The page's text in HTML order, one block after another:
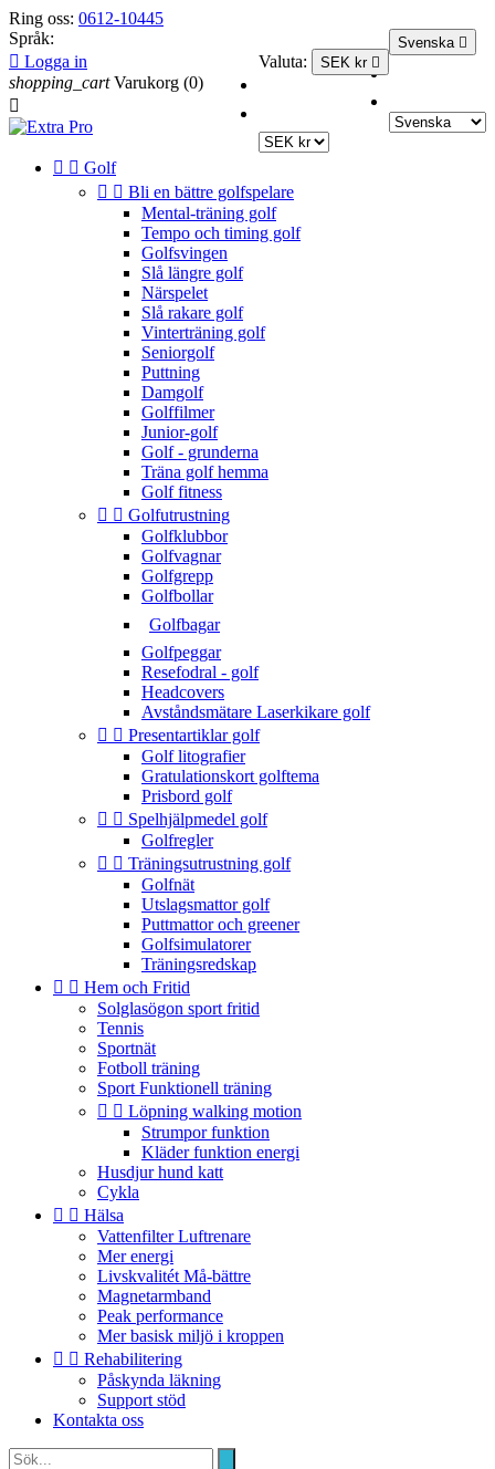
Ring oss: 0612-10445
Språk:
Svenska 
Valuta: SEK kr 
 Logga in
shopping_cart Varukorg (0)

  Golf
  Bli en bättre golfspelare
Mental-träning golf
Tempo och timing golf
Golfsvingen
Slå längre golf
Närspelet
Slå rakare golf
Vinterträning golf
Seniorgolf
Puttning
Damgolf
Golffilmer
Junior-golf
Golf - grunderna
Träna golf hemma
Golf fitness
  Golfutrustning
Golfklubbor
Golfvagnar
Golfgrepp
Golfbollar
Golfbagar
Golfpeggar
Resefodral - golf
Headcovers
Avståndsmätare Laserkikare golf
  Presentartiklar golf
Golf litografier
Gratulationskort golftema
Prisbord golf
  Spelhjälpmedel golf
Golfregler
  Träningsutrustning golf
Golfnät
Utslagsmattor golf
Puttmattor och greener
Golfsimulatorer
Träningsredskap
  Hem och Fritid
Solglasögon sport fritid
Tennis
Sportnät
Fotboll träning
Sport Funktionell träning
  Löpning walking motion
Strumpor funktion
Kläder funktion energi
Husdjur hund katt
Cykla
  Hälsa
Vattenfilter Luftrenare
Mer energi
Livskvalitét Må-bättre
Magnetarmband
Peak performance
Mer basisk miljö i kroppen
  Rehabilitering
Påskynda läkning
Support stöd
Kontakta oss